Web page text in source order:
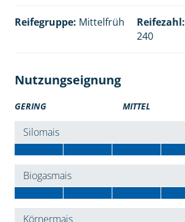
Reifegruppe: Mittelfrüh Reifezahl:
240
Nutzungseignung
GERING MITTEL
Silomais
Biogasmais
Körnermais